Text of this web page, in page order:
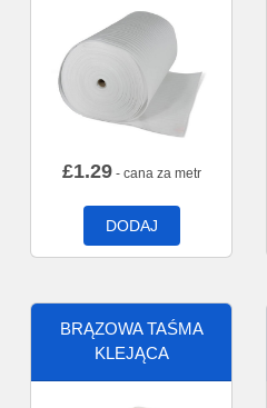
£1.29- cana za metr
DODAJ
BRĄZOWA TAŚMA
KLEJĄCA